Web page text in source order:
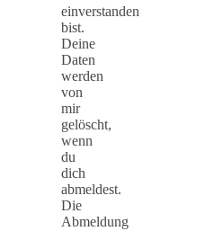
einverstanden
bist.
Deine
Daten
werden
von
mir
gelöscht,
wenn
du
dich
abmeldest.
Die
Abmeldung